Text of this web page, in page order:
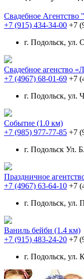
Свадебное
+7 (915) 434-34-00 +7
г. Подольск, ул.
Свадебное агенство
+7 (4967) 68-01-69 +7
г. Подольск, ул.
Событие (1.0 км)
+7 (985) 977-77-85 +7
г. Подольск Ул.
Праздничное
+7 (4967) 63-64-10 +7
г. Подольск, ул.
Ваниль бейби (1.4 км)
+7 (915) 483-24-20 +7
г. Подольск, ул.